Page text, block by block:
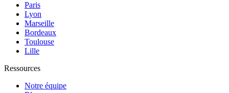
Paris
Lyon
Marseille
Bordeaux
Toulouse
Lille
Ressources
Notre équipe